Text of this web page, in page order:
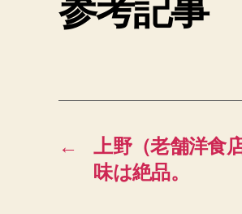
参考記事
←
上野（老舗洋食
味は絶品。